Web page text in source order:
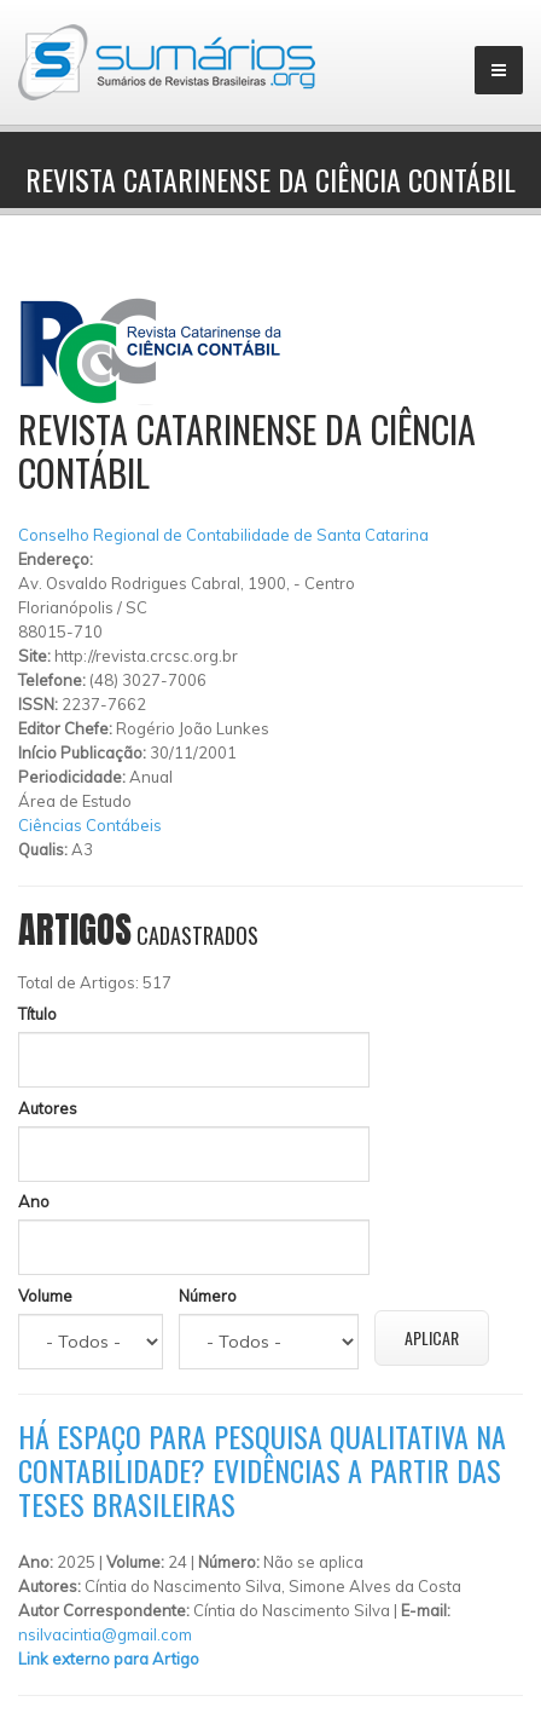
▼
REVISTA CATARINENSE DA CIÊNCIA CONTÁBIL
REVISTA CATARINENSE DA CIÊNCIA
CONTÁBIL
Conselho Regional de Contabilidade de Santa Catarina
Endereço:
Av. Osvaldo Rodrigues Cabral, 1900, - Centro
Florianópolis / SC
88015-710
Site: http://revista.crcsc.org.br
Telefone: (48) 3027-7006
ISSN: 2237-7662
Editor Chefe: Rogério João Lunkes
Início Publicação: 30/11/2001
Periodicidade:Anual
Área de Estudo
Ciências Contábeis
Qualis:A3
ARTIGOSCADASTRADOS
Total de Artigos: 517
Título
Autores
Ano
Volume Número
HÁ ESPAÇO PARA PESQUISA QUALITATIVA NA
CONTABILIDADE? EVIDÊNCIAS A PARTIR DAS
TESES BRASILEIRAS
Ano: 2025 | Volume: 24 | Número: Não se aplica
Autores: Cíntia do Nascimento Silva, Simone Alves da Costa
Autor Correspondente: Cíntia do Nascimento Silva | E-mail:
nsilvacintia@gmail.com
Link externo para Artigo